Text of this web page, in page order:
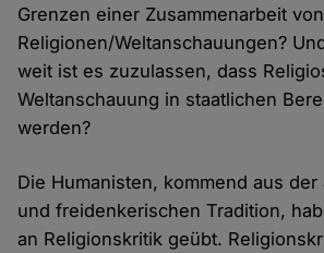
Grenzen einer Zusammenarbeit
Religionen/Weltanschauungen?
weit ist es zuzulassen, dass
Weltanschauung in staatlichen
werden?
Die Humanisten, kommend aus
und freidenkerischen Tradition,
an Religionskritik geübt.